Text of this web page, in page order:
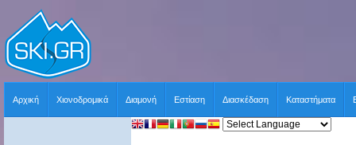
Αρχική Χιονοδρομικά Διαμονή Εστίαση Διασκέδαση Καταστήματα